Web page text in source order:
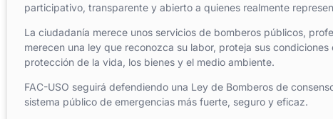
participativo, transparente y abierto a quienes realmente
La ciudadanía merece unos servicios de bomberos públicos,
merecen una ley que reconozca su labor, proteja sus
protección de la vida, los bienes y el medio ambiente.
FAC-USO seguirá defendiendo una Ley de Bomberos de
sistema público de emergencias más fuerte, seguro y eficaz.